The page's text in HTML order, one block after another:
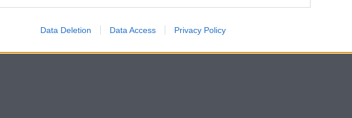
Data Deletion Data Access Privacy Policy